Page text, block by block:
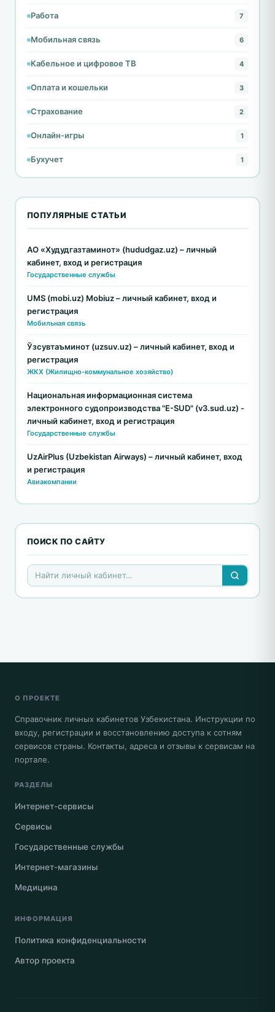
Работа 7
Мобильная связь 6
Кабельное и цифровое ТВ 4
Оплата и кошельки 3
Страхование 2
Онлайн-игры 1
Бухучет 1
ПОПУЛЯРНЫЕ СТАТЬИ
АО «Худудгазтаминот» (hududgaz.uz) – личный
кабинет, вход и регистрация
Государственные службы
UMS (mobi.uz) Mobiuz – личный кабинет, вход и
регистрация
Мобильная связь
Ўзсувтаъминот (uzsuv.uz) – личный кабинет, вход и
регистрация
ЖКХ (Жилищно-коммунальное хозяйство)
Национальная информационная система
электронного судопроизводства "E-SUD" (v3.sud.uz) -
личный кабинет, вход и регистрация
Государственные службы
UzAirPlus (Uzbekistan Airways) – личный кабинет, вход
и регистрация
Авиакомпании
ПОИСК ПО САЙТУ
О ПРОЕКТЕ
Справочник личных кабинетов Узбекистана. Инструкции по
входу, регистрации и восстановлению доступа к сотням
сервисов страны. Контакты, адреса и отзывы к сервисам на
портале.
РАЗДЕЛЫ
Интернет-сервисы
Сервисы
Государственные службы
Интернет-магазины
Медицина
ИНФОРМАЦИЯ
Политика конфиденциальности
Автор проекта